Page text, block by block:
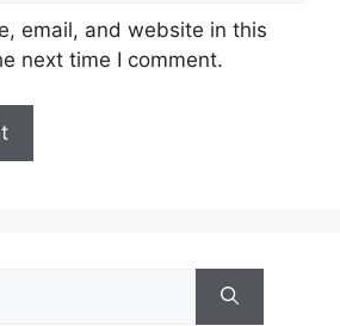
email, and website in this
next time I comment.